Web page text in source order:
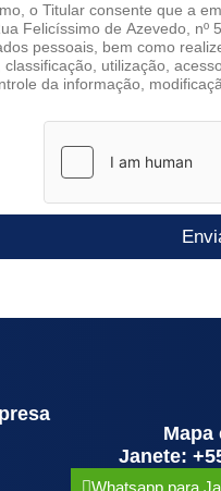
o Titular consente que a
Felicíssimo de Azevedo,
pessoais, bem como
utilização,
da informação,
Mapa
Janete: